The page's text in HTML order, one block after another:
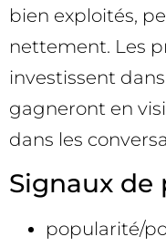
bien exploités,
nettement. Les
investissent
gagneront en
dans les
Signaux de
popularité/